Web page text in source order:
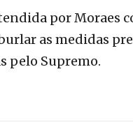
por Moraes
as medidas
pelo Supremo.